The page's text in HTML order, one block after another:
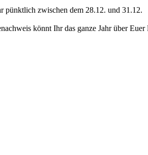
pünktlich zwischen dem 28.12. und 31.12.
könnt Ihr das ganze Jahr über